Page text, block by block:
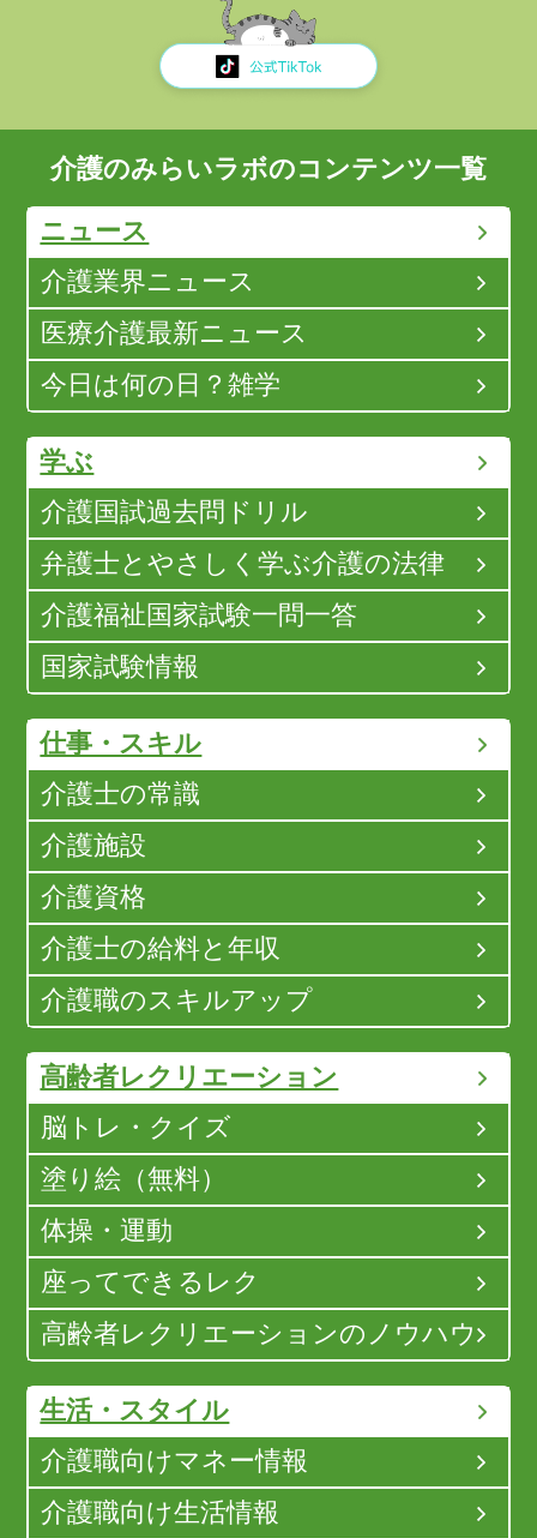
介護のみらいラボのコンテンツ一覧
ニュース
介護業界ニュース
医療介護最新ニュース
今日は何の日？雑学
学ぶ
介護国試過去問ドリル
弁護士とやさしく学ぶ介護の法律
介護福祉国家試験一問一答
国家試験情報
仕事・スキル
介護士の常識
介護施設
介護資格
介護士の給料と年収
介護職のスキルアップ
高齢者レクリエーション
脳トレ・クイズ
塗り絵（無料）
体操・運動
座ってできるレク
高齢者レクリエーションのノウハウ
生活・スタイル
介護職向けマネー情報
介護職向け生活情報